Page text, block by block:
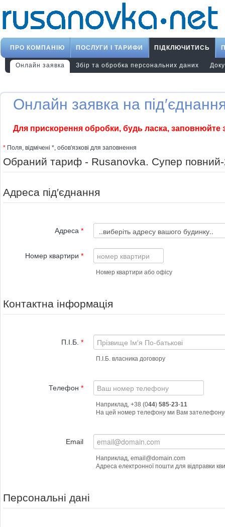
ПРО КОМПАНІЮ ПОСЛУГИ І ТАРИФИ ПІДКЛЮЧИТИСЬ
Онлайн заявка Збір та обробка персональних даних
Онлайн заявка на
Для прискорення обробки, будь ласка, заповнюйте
* Поля, відмічені *, обов′язкові для заповнення
Обраний тариф - Rusanovka. Супер
Адреса під′єднання
Адреса *
Номер квартири *
Номер квартири або офісу
Контактна інформація
П.І.Б. *
П.І.Б. власника договору
Телефон *
Наприклад, +38 (044) 585-23-11
Email
Наприклад, email@domain.com
Персональні дані